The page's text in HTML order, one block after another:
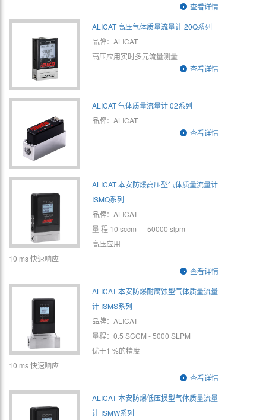
查看详情
ALICAT 高压气体质量流量计 20Q系列
品牌：ALICAT
高压应用实时多元流量测量
查看详情
ALICAT 气体质量流量计 02系列
品牌：ALICAT
查看详情
ALICAT 本安防爆高压型气体质量流量计
ISMQ系列
品牌：ALICAT
量 程 10 sccm — 50000 slpm
高压应用
10 ms 快速响应
查看详情
ALICAT 本安防爆耐腐蚀型气体质量流量
计 ISMS系列
品牌：ALICAT
量程：0.5 SCCM - 5000 SLPM
优于1 %的精度
10 ms 快速响应
查看详情
ALICAT 本安防爆低压损型气体质量流量
计 ISMW系列